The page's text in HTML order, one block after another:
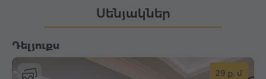
Դելյուքս
29 ք. մ
Սենյակներ